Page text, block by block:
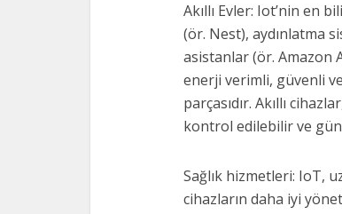
Akıllı Evler: Iot’nin en
(ör. Nest), aydınlatma
asistanlar (ör. Amazon
enerji verimli, güvenli
parçasıdır. Akıllı
kontrol edilebilir ve
Sağlık hizmetleri: IoT,
cihazların daha iyi